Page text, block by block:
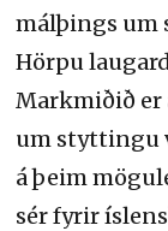
málþings
Hörpu
Markmiðið er
um styttingu
á þeim
sér fyrir